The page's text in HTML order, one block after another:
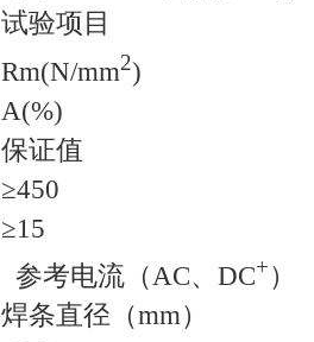
试验项目
Rm(N/mm2)
A(%)
保证值
≥450
≥15
参考电流（AC、DC+）
焊条直径（mm）